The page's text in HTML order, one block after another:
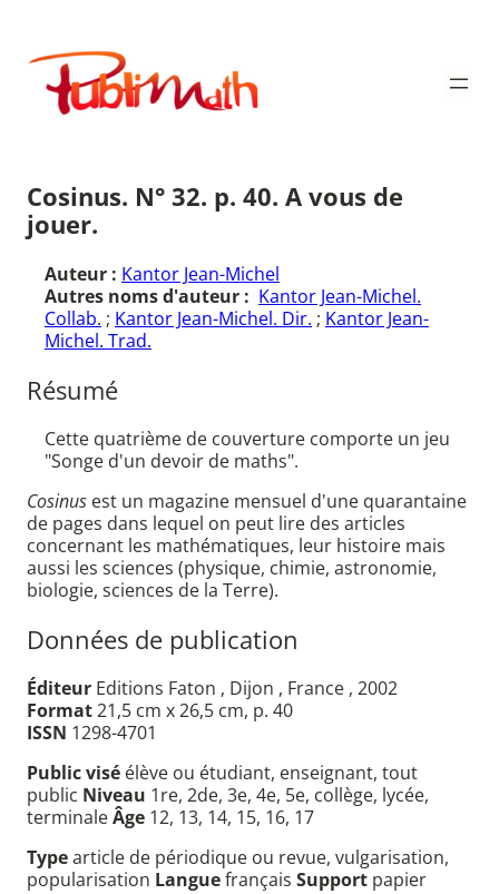
contenu
Publimath
Cosinus. N° 32. p. 40. A vous de
jouer.
Auteur : Kantor Jean-Michel
Autres noms d'auteur : Kantor Jean-Michel.
Collab. ; Kantor Jean-Michel. Dir. ; Kantor Jean-
Michel. Trad.
Résumé
Cette quatrième de couverture comporte un jeu
"Songe d'un devoir de maths".
Cosinus est un magazine mensuel d'une quarantaine
de pages dans lequel on peut lire des articles
concernant les mathématiques, leur histoire mais
aussi les sciences (physique, chimie, astronomie,
biologie, sciences de la Terre).
Données de publication
Éditeur Editions Faton , Dijon , France , 2002
Format21,5 cm x 26,5 cm, p. 40
ISSN 1298-4701
Public visé élève ou étudiant, enseignant, tout
public Niveau 1re, 2de, 3e, 4e, 5e, collège, lycée,
terminaleÂge 12, 13, 14, 15, 16, 17
Typearticle de périodique ou revue, vulgarisation,
popularisation Languefrançais Support papier